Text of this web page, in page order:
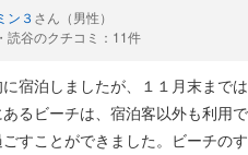
・大浴場編】
の形状は、以前宿泊した時と同じ
ン３ さん（男性）
読谷のクチコミ：11件
に宿泊しましたが、１１月末まで
るビーチは、宿泊客以外も利用
すことができました。ビーチの